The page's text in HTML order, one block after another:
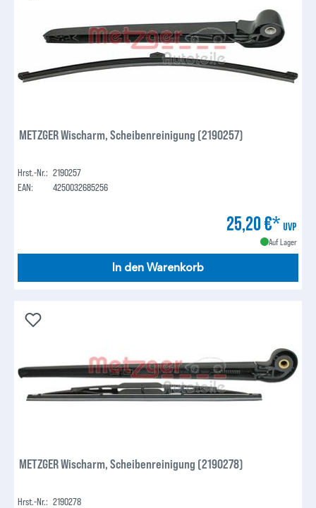
METZGER Wischarm, Scheibenreinigung (2190257)
Hrst.-Nr.: 2190257
EAN:
4250032685256
25,20 €* UVP
Auf Lager
In den Warenkorb
METZGER Wischarm, Scheibenreinigung (2190278)
Hrst.-Nr.: 2190278